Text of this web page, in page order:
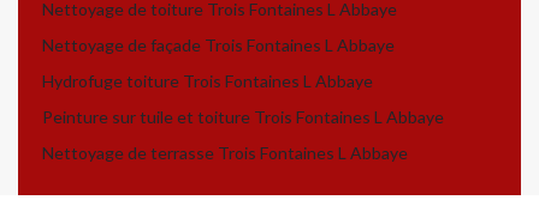
Nettoyage de toiture Trois Fontaines L Abbaye
Nettoyage de façade Trois Fontaines L Abbaye
Hydrofuge toiture Trois Fontaines L Abbaye
Peinture sur tuile et toiture Trois Fontaines L Abbaye
Nettoyage de terrasse Trois Fontaines L Abbaye